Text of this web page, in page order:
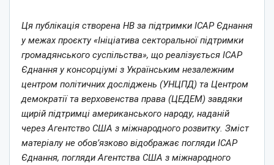
Ця публікація створена НВ за підтримки ІСАР Єднання
у межах проєкту «Ініціатива секторальної підтримки
громадянського суспільства», що реалізується ІСАР
Єднання у консорціумі з Українським незалежним
центром політичних досліджень (УНЦПД) та Центром
демократії та верховенства права (ЦЕДЕМ) завдяки
щирій підтримці американського народу, наданій
через Агентство США з міжнародного розвитку. Зміст
матеріалу не обов’язково відображає погляди ІСАР
Єднання, погляди Агентства США з міжнародного